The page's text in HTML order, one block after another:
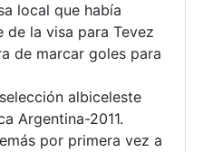
local que había
la visa para Tevez
de marcar goles para
albiceleste
Argentina-2011.
por primera vez a